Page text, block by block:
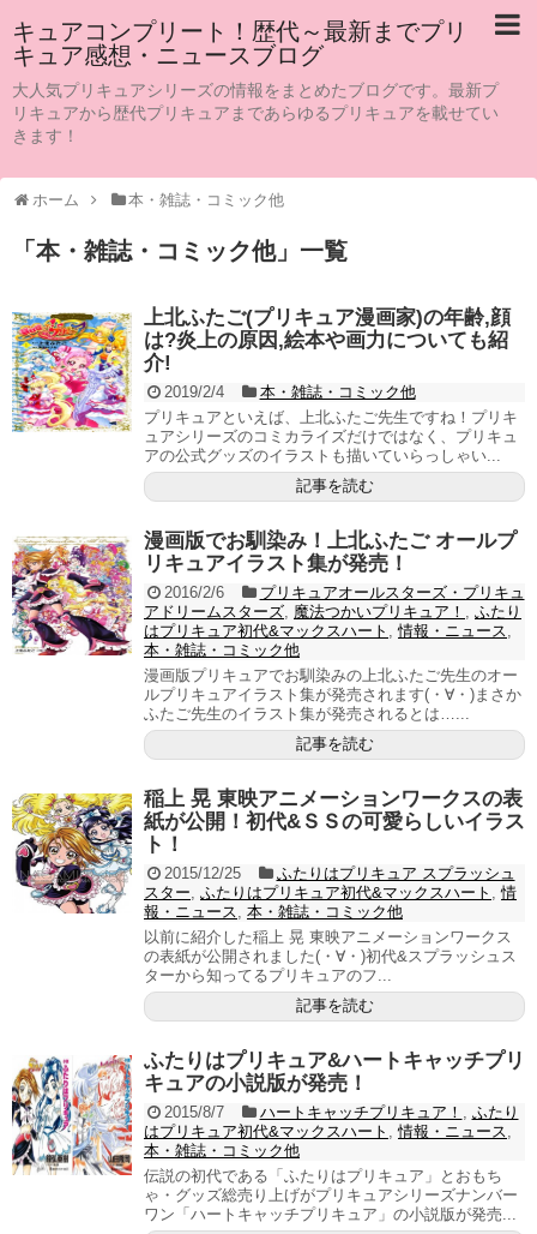
キュアコンプリート！歴代～最新までプリ
キュア感想・ニュースブログ
大人気プリキュアシリーズの情報をまとめたブログです。最新プ
リキュアから歴代プリキュアまであらゆるプリキュアを載せてい
きます！
ホーム 本・雑誌・コミック他
「 本・雑誌・コミック他」 一覧
上北ふたご(プリキュア漫画家)の年齢,顔
は?炎上の原因,絵本や画力についても紹
介!
2019/2/4
本・雑誌・コミック他
プリキュアといえば、上北ふたご先生ですね！プリキ
ュアシリーズのコミカライズだけではなく、プリキュ
アの公式グッズのイラストも描いていらっしゃい...
記事を読む
漫画版でお馴染み！上北ふたご オールプ
リキュアイラスト集が発売！
2016/2/6
プリキュアオールスターズ・プリキュ
アドリームスターズ, 魔法つかいプリキュア！ , ふたり
はプリキュア初代&マックスハート ,情報・ニュース,
本・雑誌・コミック他
漫画版プリキュアでお馴染みの上北ふたご先生のオー
ルプリキュアイラスト集が発売されます(・∀・)まさか
ふたご先生のイラスト集が発売されるとは…...
記事を読む
稲上 晃 東映アニメーションワークスの表
紙が公開！初代&ＳＳの可愛らしいイラス
ト！
2015/12/25
ふたりはプリキュア スプラッシュ
スター, ふたりはプリキュア初代&マックスハート ,情
報・ニュース, 本・雑誌・コミック他
以前に紹介した稲上 晃 東映アニメーションワークス
の表紙が公開されました(・∀・)初代&スプラッシュス
ターから知ってるプリキュアのフ...
記事を読む
ふたりはプリキュア&ハートキャッチプリ
キュアの小説版が発売！
2015/8/7 ハートキャッチプリキュア！ , ふたり
はプリキュア初代&マックスハート ,情報・ニュース,
本・雑誌・コミック他
伝説の初代である「ふたりはプリキュア」とおもち
ゃ・グッズ総売り上げがプリキュアシリーズナンバー
ワン「ハートキャッチプリキュア」の小説版が発売...